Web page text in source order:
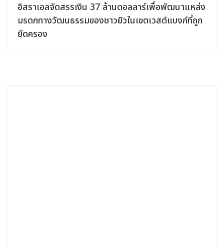
อิสราเอลจัดสรรเงิน 37 ล้านดอลลาร์เพื่อพัฒนาแหล่ง
มรดกทางวัฒนธรรมของชาวยิวในเขตเวสต์แบงก์ที่ถูก
ยึดครอง